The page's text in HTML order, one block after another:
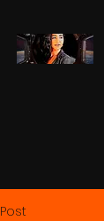
Post